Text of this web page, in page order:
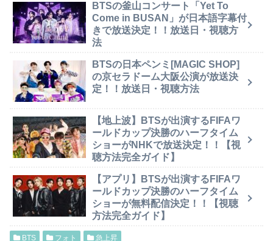
BTSの釜山コンサート「Yet To
Come in BUSAN」が日本語字幕付
きで放送決定！！放送日・視聴方
法
BTSの日本ペンミ[MAGIC SHOP]
の京セラドーム大阪公演が放送決
定！！放送日・視聴方法
【地上波】BTSが出演するFIFAワ
ールドカップ決勝のハーフタイム
ショーがNHKで放送決定！！【視
聴方法完全ガイド】
【アプリ】BTSが出演するFIFAワ
ールドカップ決勝のハーフタイム
ショーが無料配信決定！！【視聴
方法完全ガイド】
BTS フォト 急上昇